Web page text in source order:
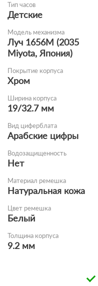
Тип часов
Детские
Модель механизма
Луч 1656M (2035
Miyota, Япония)
Покрытие корпуса
Хром
Ширина корпуса
19/32.7 мм
Вид циферблата
Арабские цифры
Водозащищенность
Нет
Материал ремешка
Натуральная кожа
Цвет ремешка
Белый
Толщина корпуса
9.2 мм